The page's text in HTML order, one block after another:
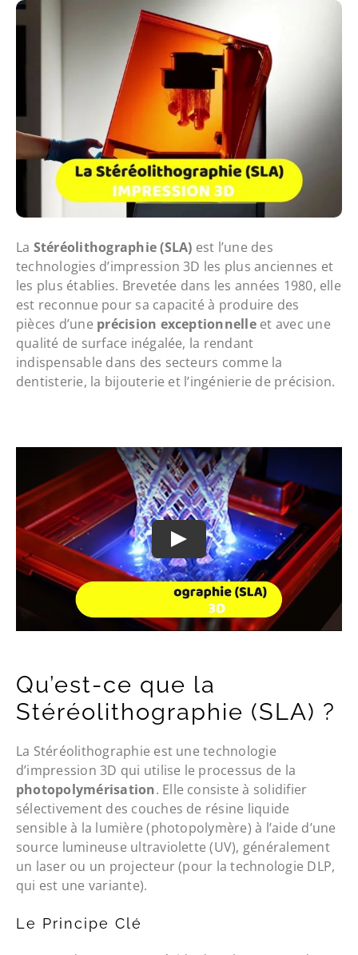
La Stéréolithographie (SLA) est l’une des
technologies d’impression 3D les plus anciennes et
les plus établies. Brevetée dans les années 1980, elle
est reconnue pour sa capacité à produire des
pièces d’une précision exceptionnelleet avec une
qualité de surface inégalée, la rendant
indispensable dans des secteurs comme la
dentisterie, la bijouterie et l’ingénierie de précision.
Qu’est-ce que la
Stéréolithographie (SLA) ?
La Stéréolithographie est une technologie
d’impression 3D qui utilise le processus de la
photopolymérisation. Elle consiste à solidifier
sélectivement des couches de résine liquide
sensible à la lumière (photopolymère) à l’aide d’une
source lumineuse ultraviolette (UV), généralement
un laser ou un projecteur (pour la technologie DLP,
qui est une variante).
Le Principe Clé